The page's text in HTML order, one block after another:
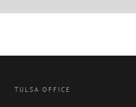
TULSA OFFICE